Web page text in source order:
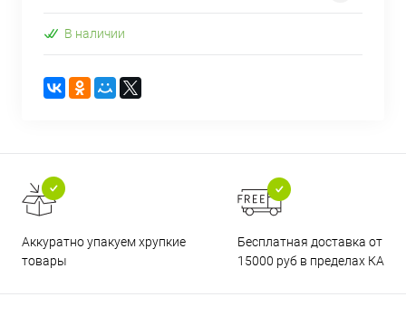
В наличии
Аккуратно упакуем хрупкие
товары
Бесплатная доставка от
15000 руб в пределах КАД